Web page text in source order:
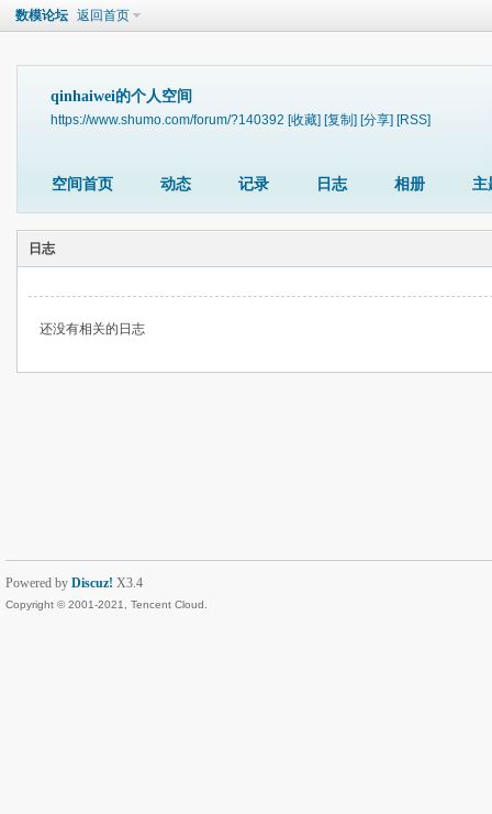
数模论坛 返回首页
qinhaiwei的个人空间
https://www.shumo.com/forum/?140392 [收藏] [复制] [分享] [RSS]
空间首页 动态 记录 日志 相册 主
日志
还没有相关的日志
Powered by Discuz! X3.4
Copyright © 2001-2021, Tencent Cloud.